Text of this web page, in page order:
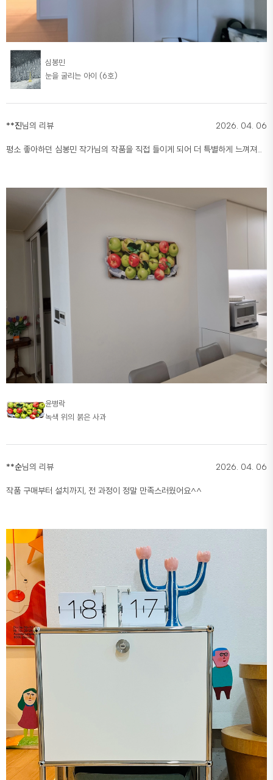
심봉민
눈을 굴리는 아이 (6호)
**진님의 리뷰 2026. 04. 06
평소 좋아하던 심봉민 작가님의 작품을 직접 들이게 되어 더 특별하게 느껴져요.
윤병락
녹색 위의 붉은 사과
**순님의 리뷰 2026. 04. 06
작품 구매부터 설치까지, 전 과정이 정말 만족스러웠어요^^